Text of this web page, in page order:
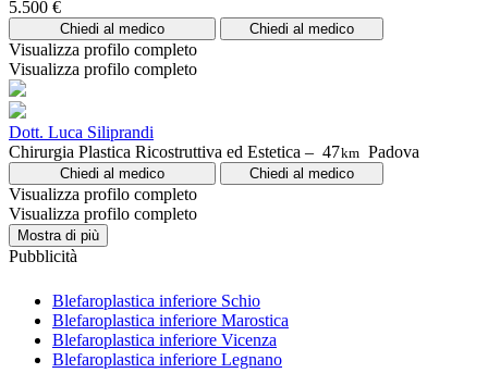
5.500 €
Chiedi al medico Chiedi al medico
Visualizza profilo completo
Visualizza profilo completo
Dott. Luca Siliprandi
Chirurgia Plastica Ricostruttiva ed Estetica – 47km Padova
Chiedi al medico Chiedi al medico
Visualizza profilo completo
Visualizza profilo completo
Mostra di più
Pubblicità
Blefaroplastica inferiore Schio
Blefaroplastica inferiore Marostica
Blefaroplastica inferiore Vicenza
Blefaroplastica inferiore Legnano